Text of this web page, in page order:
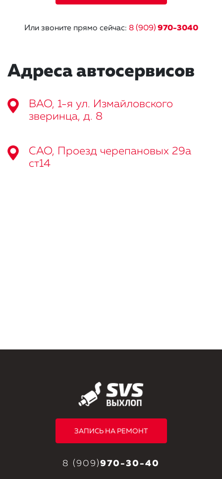
Или звоните прямо сейчас: 8 (909) 970-3040
Адреса автосервисов
ВАО, 1-я ул. Измайловского
зверинца, д. 8
САО, Проезд черепановых 29а
ст14
ЗАПИСЬ НА РЕМОНТ
8 (909)970-30-40